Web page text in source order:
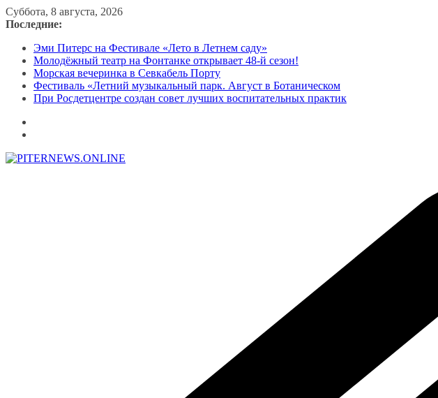
Перейти
к
Суббота, 8 августа, 2026
Последние:
Эми Питерс на Фестивале «Лето в Летнем саду»
Молодёжный театр на Фонтанке открывает 48-й сезон!
Морская вечеринка в Севкабель Порту
Фестиваль «Летний музыкальный парк. Август в Ботаническом
При Росдетцентре создан совет лучших воспитательных практик